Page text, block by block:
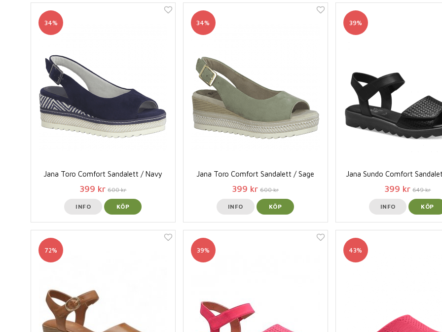
34%
Jana Toro Comfort Sandalett / Navy
399 kr 600 kr
INFO KÖP
34%
Jana Toro Comfort Sandalett / Sage
399 kr 600 kr
INFO KÖP
39%
Jana Sundo Comfort
399 kr 649 kr
INFO KÖP
72% 39% 43%